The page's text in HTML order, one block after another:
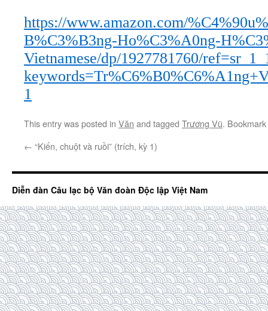
https://www.amazon.com/
B%C3%B3ng-Ho%C3%A0ng-
Vietnamese/dp/1927781760/
1
This entry was posted in Văn and tagged Trương Vũ.
← “Kiến, chuột và ruồi” (trích, kỳ 1)
Diễn đàn Câu lạc bộ Văn đoàn Độc lập Việt Nam